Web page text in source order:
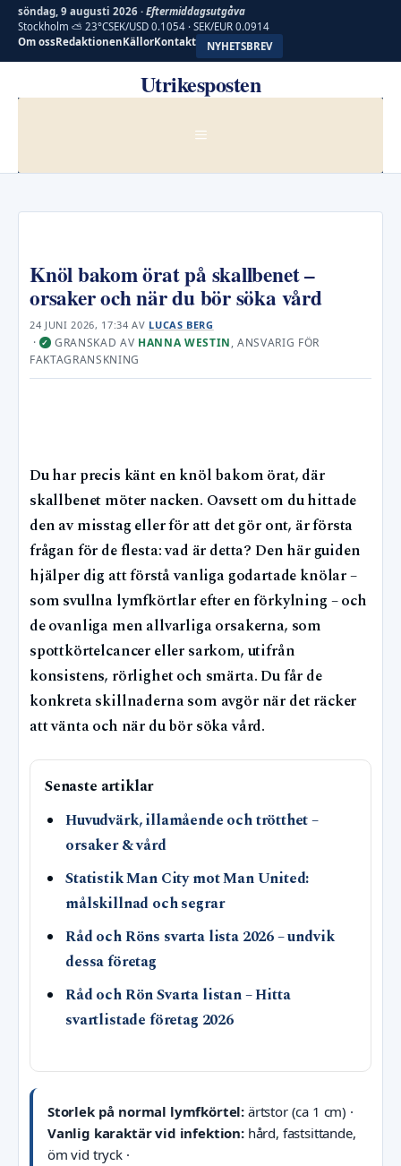
söndag, 9 augusti 2026 · Eftermiddagsutgåva
Stockholm ⛅ 23°CSEK/USD 0.1054 · SEK/EUR 0.0914
Om ossRedaktionenKällorKontakt NYHETSBREV
Utrikesposten
MENY
Knöl bakom örat på skallbenet –
orsaker och när du bör söka vård
24 JUNI 2026, 17:34 AV LUCAS BERG
· ✓ GRANSKAD AV HANNA WESTIN, ANSVARIG FÖR
FAKTAGRANSKNING
Du har precis känt en knöl bakom örat, där
skallbenet möter nacken. Oavsett om du hittade
den av misstag eller för att det gör ont, är första
frågan för de flesta: vad är detta? Den här guiden
hjälper dig att förstå vanliga godartade knölar –
som svullna lymfkörtlar efter en förkylning – och
de ovanliga men allvarliga orsakerna, som
spottkörtelcancer eller sarkom, utifrån
konsistens, rörlighet och smärta. Du får de
konkreta skillnaderna som avgör när det räcker
att vänta och när du bör söka vård.
Senaste artiklar
Huvudvärk, illamående och trötthet –
orsaker & vård
Statistik Man City mot Man United:
målskillnad och segrar
Råd och Röns svarta lista 2026 – undvik
dessa företag
Råd och Rön Svarta listan – Hitta
svartlistade företag 2026
Storlek på normal lymfkörtel: ärtstor (ca 1 cm) ·
Vanlig karaktär vid infektion:hård, fastsittande,
öm vid tryck ·